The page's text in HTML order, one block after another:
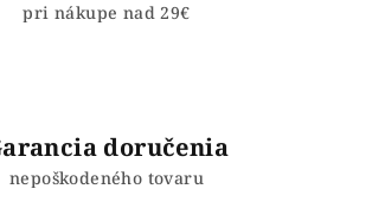
pri nákupe nad 29€
doručenia
nepoškodeného tovaru